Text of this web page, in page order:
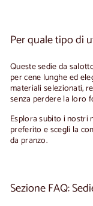
Per quale tipo di
Queste sedie da
per cene lunghe ed
materiali selezionati,
senza perdere la loro
Esplora subito i
preferito e scegli la
da pranzo.
Sezione FAQ: